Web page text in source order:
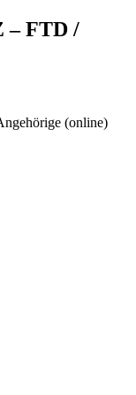
– FTD /
(online)